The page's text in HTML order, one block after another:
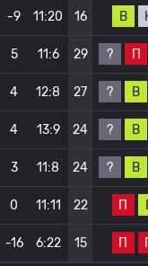
-9 11:20 16 В
5 11:6 29 ? П
4 12:8 27 ? В
4 13:9 24 ? В
3 11:8 24 ? В
0 11:11 22 П
-16 6:22 15 П